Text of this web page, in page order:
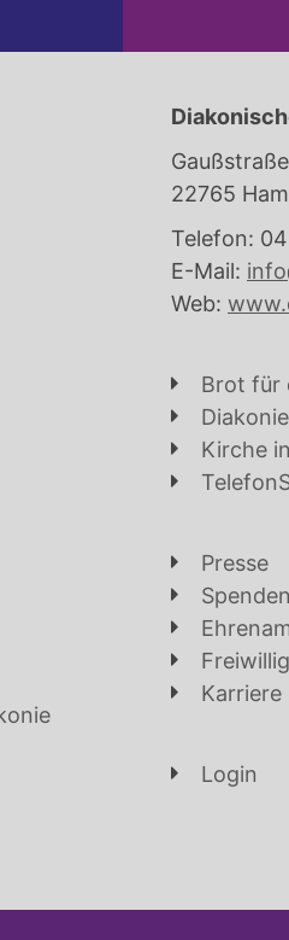
22765
Telefon:
E-Mail:
Web:
Brot für
Kirche
Presse
Spenden
Freiwillig
Karriere
Login